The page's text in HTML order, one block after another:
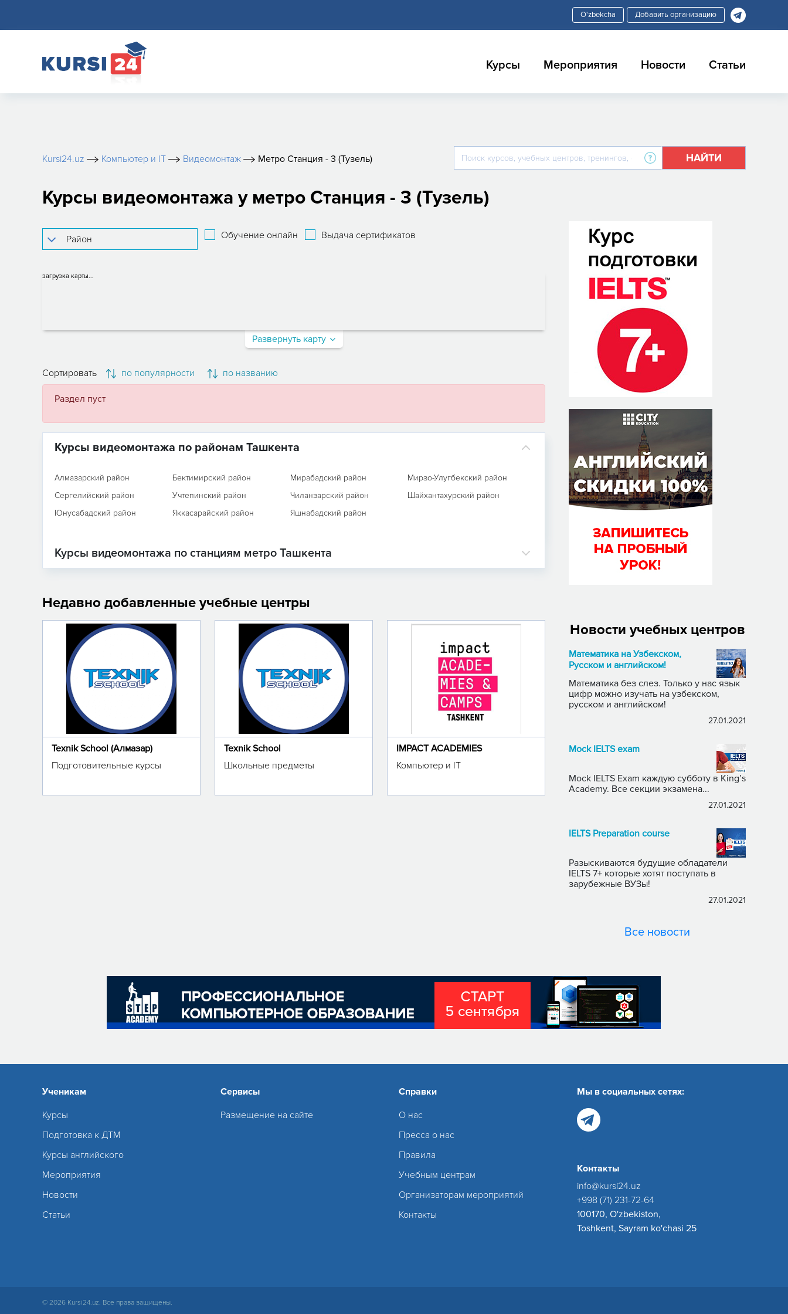
Добавить организацию
Курсы Мероприятия Новости Статьи
Kursi24.uz Компьютер и IT Видеомонтаж Метро Станция - 3 (Тузель) НАЙТИ
Курсы видеомонтажа у метро Станция - 3 (Тузель)
Обучение онлайн Выдача сертификатов
загрузка карты...
Развернуть карту
Сортировать по популярности по названию
Раздел пуст
Курсы видеомонтажа по районам Ташкента
Алмазарский район Бектимирский район Мирабадский район
Мирзо-Улугбекский район
Сергелийский район
Учтепинский район Чиланзарский район
Шайхантахурский район
Юнусабадский район
Яккасарайский район Яшнабадский район
Курсы видеомонтажа по станциям метро Ташкента
Недавно добавленные учебные центры
Texnik School (Алмазар)
Подготовительные курсы
Texnik School
Школьные предметы
IMPACT ACADEMIES
Компьютер и IT
Новости учебных центров
Математика на Узбекском,
Русском и английском!
Математика без слез. Только у нас язык
цифр можно изучать на узбекском,
русском и английском!
27.01.2021
Mock IELTS exam
Mock IELTS Exam каждую субботу в King’s
Academy. Все секции экзамена...
27.01.2021
IELTS Preparation course
Разыскиваются будущие обладатели
IELTS 7+ которые хотят поступать в
зарубежные ВУЗы!
27.01.2021
Все новости
Ученикам
Курсы
Подготовка к ДТМ
Курсы английского
Мероприятия
Новости
Статьи
Сервисы
Размещение на сайте
Справки
О нас
Пресса о нас
Правила
Учебным центрам
Организаторам мероприятий
Контакты
Мы в социальных сетях:
Контакты
info@kursi24.uz
+998 (71) 231-72-64
100170, O'zbekiston,
Toshkent, Sayram ko'chasi 25
© 2026 Kursi24.uz. Все права защищены.